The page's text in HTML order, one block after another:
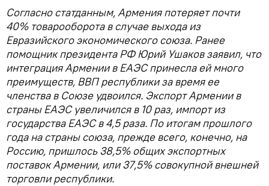
Согласно статданным, Армения потеряет почти
40% товарооборота в случае выхода из
Евразийского экономического союза. Ранее
помощник президента РФ Юрий Ушаков заявил, что
интеграция Армении в ЕАЭС принесла ей много
преимуществ, ВВП республики за время ее
членства в Союзе удвоился. Экспорт Армении в
страны ЕАЭС увеличился в 10 раз, импорт из
государства ЕАЭС в 4,5 раза. По итогам прошлого
года на страны союза, прежде всего, конечно, на
Россию, пришлось 38,5% общих экспортных
поставок Армении, или 37,5% совокупной внешней
торговли республики.